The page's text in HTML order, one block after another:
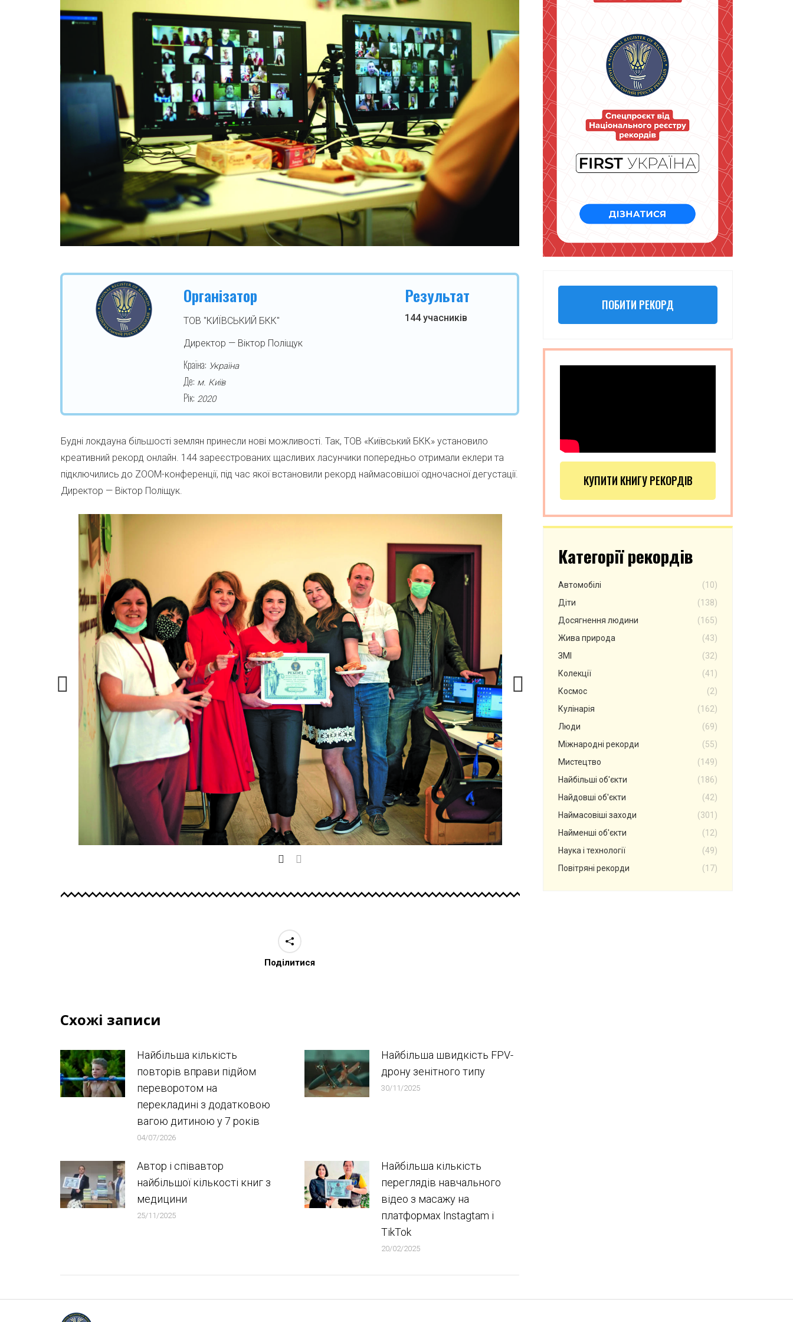
Організатор
ТОВ "КИЇВСЬКИЙ БКК"
Директор — Віктор Поліщук
Країна: Україна
Де: м. Київ
Рік: 2020
Результат
144 учасників
Будні локдауна більшості землян принесли нові можливості. Так, ТОВ «Київський БКК» установило
креативний рекорд онлайн. 144 зареєстрованих щасливих ласунчики попередньо отримали еклери та
підключились до ZOOM-конференції, під час якої встановили рекорд наймасовішої одночасної дегустації.
Директор — Віктор Поліщук.
Поділитися
Схожі записи
Найбільша кількість
повторів вправи підйом
переворотом на
перекладині з додатковою
вагою дитиною у 7 років
04/07/2026
Найбільша швидкість FPV-
дрону зенітного типу
30/11/2025
Автор і співавтор
найбільшої кількості книг з
медицини
25/11/2025
Найбільша кількість
переглядів навчального
відео з масажу на
платформах Instagtam i
TikTok
20/02/2025
ПОБИТИ РЕКОРД
КУПИТИ КНИГУ РЕКОРДІВ
Категорії рекордів
Автомобілі
(10)
Діти
(138)
Досягнення людини
(165)
Жива природа
(43)
ЗМІ
(32)
Колекції
(41)
Космос
(2)
Кулінарія
(162)
Люди
(69)
Міжнародні рекорди
(55)
Мистецтво
(149)
Найбільші об'єкти
(186)
Найдовші об'єкти
(42)
Наймасовіші заходи
(301)
Найменші об'єкти
(12)
Наука і технології
(49)
Повітряні рекорди
(17)